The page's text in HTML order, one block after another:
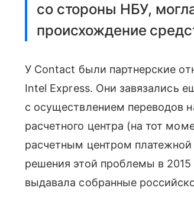
со стороны НБУ,
происхождение
У Contact были партнерские
Intel Express. Они завязались
с осуществлением переводов
расчетного центра (на тот
расчетным центром
решения этой проблемы в 2015
выдавала собранные